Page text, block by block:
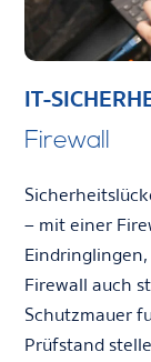
IT-
Firewall
– mit einer
Firewall auch
Schutzmauer
Prüfstand